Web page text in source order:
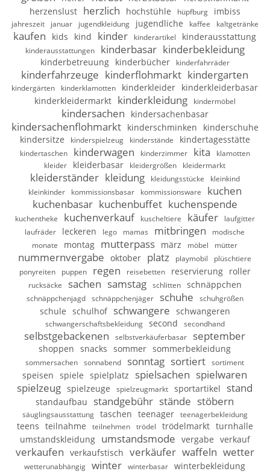
herzenslust herzlich hochstühle hüpfburg imbiss
jahreszeit januar jugendkleidung jugendliche kaffee kaltgetränke
kaufen kids kind kinder kinderartikel kinderausstattung
kinderausstattungen kinderbasar kinderbekleidung
kinderbetreuung kinderbücher kinderfahrräder
kinderfahrzeuge kinderflohmarkt kindergarten
kindergärten kinderklamotten kinderkleider kinderkleiderbasar
kinderkleidermarkt kinderkleidung kindermöbel
kindersachen kindersachenbasar
kindersachenflohmarkt kinderschminken
kinderschuhe
kindersitze
kinderspielzeug kinderstände kindertagesstätte
kindertaschen kinderwagen kinderzimmer kita
klamotten
kleider
kleiderbasar kleidergrößen kleidermarkt
kleiderständer kleidung kleidungsstücke
kleinkind
kleinkinder
kommissionsbasar kommissionsware
kuchen
kuchenbasar kuchenbuffet kuchenspende
kuchentheke kuchenverkauf kuscheltiere käufer
laufgitter
laufräder
leckeren lego mamas mitbringen
modische
monate
montag mutterpass märz möbel mütter
nummernvergabe oktober platz playmobil
plüschtiere
ponyreiten
puppen regen reisebetten reservierung roller
rucksäcke sachen samstag schlitten schnäppchen
schnäppchenjagd schnäppchenjäger schuhe schuhgrößen
schule schulhof schwangere schwangeren
schwangerschaftsbekleidung second secondhand
selbstgebackenen selbstverkäuferbasar september
shoppen snacks sommer sommerbekleidung
sommersachen sonnabend sonntag sortiert sortiment
speisen spiele spielplatz spielsachen spielwaren
spielzeug spielzeuge spielzeugmarkt sportartikel stand
standaufbau standgebühr stände stöbern
säuglingsausstattung taschen teenager teenagerbekleidung
teens teilnahme teilnehmen trödel trödelmarkt turnhalle
umstandskleidung umstandsmode vergabe verkauf
verkaufen verkaufstisch verkäufer waffeln wetter
wetterunabhängig winter winterbasar
winterbekleidung